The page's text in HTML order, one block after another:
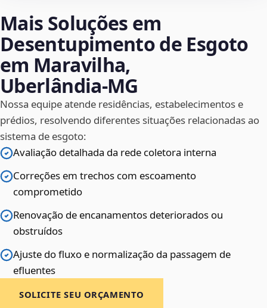
Mais Soluções em
Desentupimento de Esgoto
em Maravilha,
Uberlândia‑MG
Nossa equipe atende residências, estabelecimentos e
prédios, resolvendo diferentes situações relacionadas ao
sistema de esgoto:
Avaliação detalhada da rede coletora interna
Correções em trechos com escoamento
comprometido
Renovação de encanamentos deteriorados ou
obstruídos
Ajuste do fluxo e normalização da passagem de
efluentes
SOLICITE SEU ORÇAMENTO